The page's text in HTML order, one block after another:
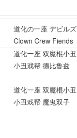
道化の一座 デビルズ
Clown Crew Fiends
道化一座 双魔棍小丑
小丑戏帮 德比鲁兹
道化一座 双魔棍小丑
小丑戏帮 魔鬼双子